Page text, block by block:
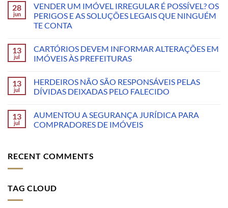
28
jun
VENDER UM IMÓVEL IRREGULAR É POSSÍVEL? OS
PERIGOS E AS SOLUÇÕES LEGAIS QUE NINGUÉM
TE CONTA
13
jul
CARTÓRIOS DEVEM INFORMAR ALTERAÇÕES EM
IMÓVEIS ÀS PREFEITURAS
13
jul
HERDEIROS NÃO SÃO RESPONSÁVEIS PELAS
DÍVIDAS DEIXADAS PELO FALECIDO
13
jul
AUMENTOU A SEGURANÇA JURÍDICA PARA
COMPRADORES DE IMÓVEIS
RECENT COMMENTS
TAG CLOUD